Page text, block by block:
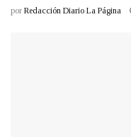
por Redacción Diario La Página